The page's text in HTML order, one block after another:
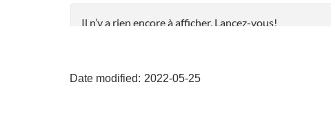
Il n’y a rien encore à afficher. Lancez-vous!
details"
Date modified: 2022-05-25